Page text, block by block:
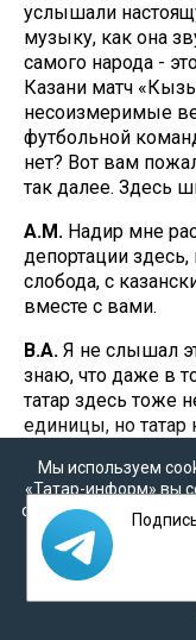
услышали
музыку, как она
самого народа -
Казани матч
несоизмеримые
футбольной
нет? Вот вам
так далее. Здесь
А.М. Надир мне
депортации
слобода, с
вместе с вами.
В.А. Я не слышал
знаю, что даже в
татар здесь тоже
единицы, но татар
было проведено
наук СССР под
на котором всем
учреждениям
историю
негативном
Мы используем
«Татар-информ» вы
cookie в
наобработку
персональных